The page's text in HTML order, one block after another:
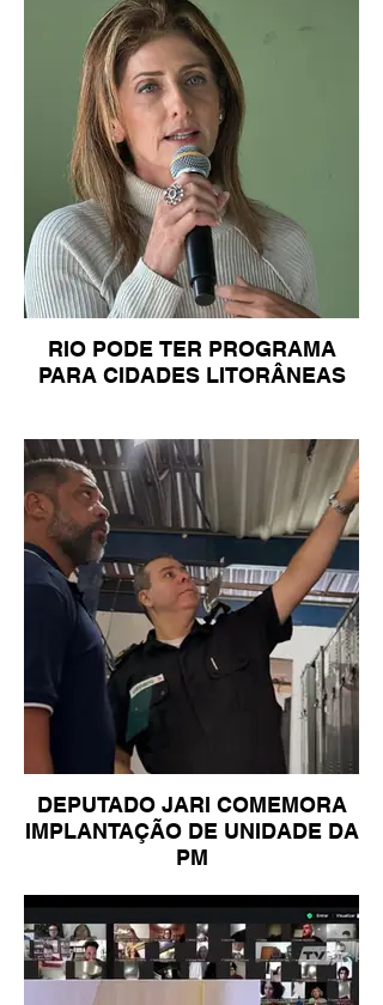
RIO PODE TER PROGRAMA
PARA CIDADES LITORÂNEAS
DEPUTADO JARI COMEMORA
IMPLANTAÇÃO DE UNIDADE DA
PM